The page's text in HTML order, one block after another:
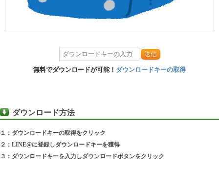
送信
無料でダウンロードが可能！ ダウンロードキーの取得
ダウンロード方法
１：ダウンロードキーの取得をクリック
２：LINE@に登録しダウンロードキーを獲得
３：ダウンロードキーを入力しダウンロードボタンをクリック